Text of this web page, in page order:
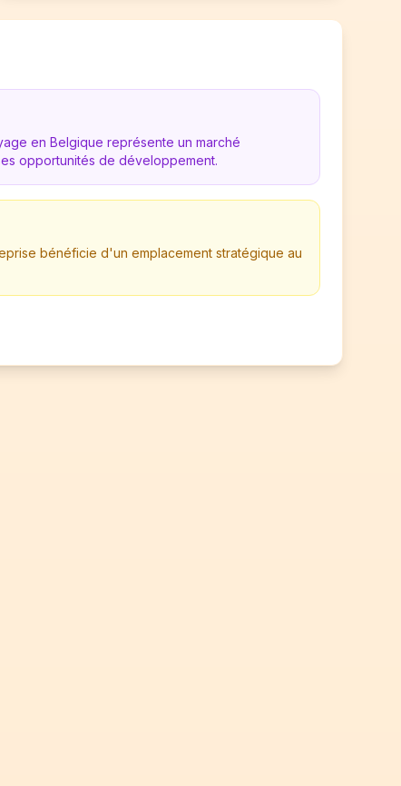
en Belgique représente un marché
opportunités de développement.
bénéficie d'un emplacement stratégique au